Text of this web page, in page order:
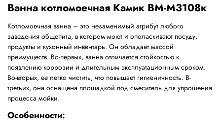
Ванна котломоечная Камик ВМ-М3108к
Котломоечная ванна – это незаменимый атрибут любого
заведения общепита, в котором моют и ополаскивают посуду,
продукты и кухонный инвентарь. Он обладает массой
преимуществ. Во-первых, ванна отличается стойкостью к
появлению коррозии и длительным эксплуатационным сроком.
Во-вторых, ее легко чистить, что повышает гигиеничность. В-
третьих, она оснащена площадкой под смеситель для упрощения
процесса мойки.
Особенности: